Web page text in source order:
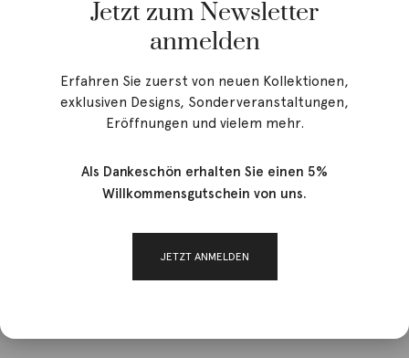
Jetzt zum Newsletter
anmelden
Erfahren Sie zuerst von neuen Kollektionen,
exklusiven Designs, Sonderveranstaltungen,
Eröffnungen und vielem mehr.
Als Dankeschön erhalten Sie einen 5%
Willkommensgutschein von uns.
JETZT ANMELDEN